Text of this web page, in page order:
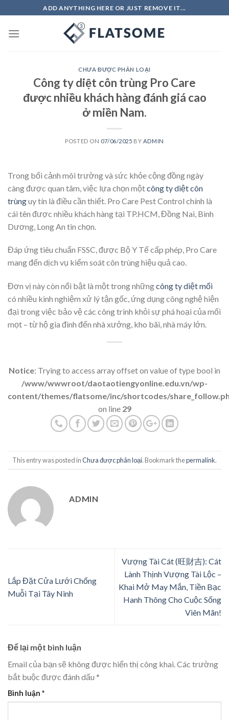
to
content
ADD ANYTHING HERE OR JUST REMOVE IT...
CHƯA ĐƯỢC PHÂN LOẠI
Công ty diệt côn trùng Pro Care
được nhiều khách hàng đánh giá cao
ở miền Nam.
POSTED ON 07/06/2025 BY ADMIN
Trong bối cảnh môi trường và sức khỏe cộng đồng ngày
càng được quan tâm, việc lựa chọn mộtcông ty diệt côn
trùnguy tín là điều cần thiết. Pro Care Pest Control chính là
cái tên được nhiều khách hàng tại TP.HCM, Đồng Nai, Bình
Dương, Long An tin chọn.
Đáp ứng tiêu chuẩn FSSC, được Bộ Y Tế cấp phép, Pro Care
mang đến dịch vụ kiểm soát côn trùng hiệu quả cao.
Đơn vị này còn nổi bật là một trong nhữngcông ty diệt mối
có nhiều kinh nghiệm xử lý tận gốc, ứng dụng công nghệ hiện
đại trong việc bảo vệ các công trình khỏi sự phá hoại của mối
mọt – từ hộ gia đình đến nhà xưởng, kho bãi, nhà máy lớn.
Notice: Trying to access array offset on value of type bool in
/www/wwwroot/daotaotiengyonline.edu.vn/wp-
content/themes/flatsome/inc/shortcodes/
on line 29
This entry was posted inChưa được phân loại. Bookmark thepermalink.
ADMIN
Lắp Đặt Cửa Lưới Chống
Muỗi Tại Tây Ninh
Vượng Tài Cát (旺財吉): Cát
Lành Thịnh Vượng Tài Lộc –
Khai Mở May Mắn, Tiền Bạc
Hanh Thông Cho Cuộc Sống
Viên Mãn!
Để lại một bình luận
Email của bạn sẽ không được hiển thị công khai. Các trường
bắt buộc được đánh dấu *
Bình luận *